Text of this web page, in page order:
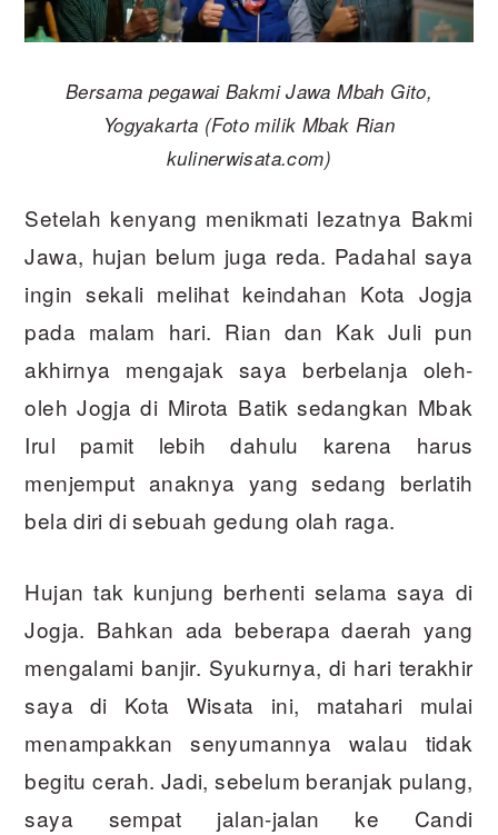
Bersama pegawai Bakmi Jawa Mbah Gito,
Yogyakarta (Foto milik Mbak Rian
kulinerwisata.com)
Setelah kenyang menikmati lezatnya Bakmi
Jawa, hujan belum juga reda. Padahal saya
ingin sekali melihat keindahan Kota Jogja
pada malam hari. Rian dan Kak Juli pun
akhirnya mengajak saya berbelanja oleh-
oleh Jogja di Mirota Batik sedangkan Mbak
Irul pamit lebih dahulu karena harus
menjemput anaknya yang sedang berlatih
bela diri di sebuah gedung olah raga.
Hujan tak kunjung berhenti selama saya di
Jogja. Bahkan ada beberapa daerah yang
mengalami banjir. Syukurnya, di hari terakhir
saya di Kota Wisata ini, matahari mulai
menampakkan senyumannya walau tidak
begitu cerah. Jadi, sebelum beranjak pulang,
saya sempat jalan-jalan ke Candi